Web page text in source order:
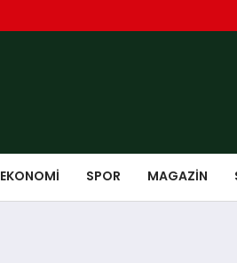
EKONOMI SPOR MAGAZIN